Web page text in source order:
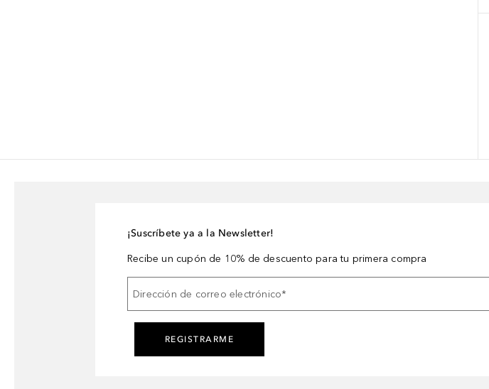
¡Suscríbete ya a la Newsletter!
Recibe un cupón de 10% de descuento para tu primera compra
Dirección de correo electrónico*
REGISTRARME